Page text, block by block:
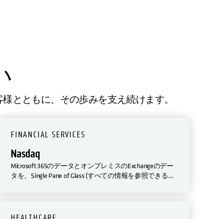
とともに、その歩みを支え続けます。
FINANCIAL SERVICES
Nasdaq
Microsoft 365のデータとオンプレミスのExchangeのデー
タを、Single Pane of Glass (すべての情報を参照できるひ
務付ける規制にも準拠できます。